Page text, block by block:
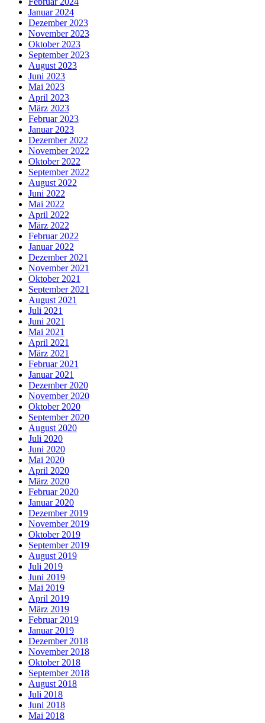
Januar 2024
Dezember 2023
November 2023
Oktober 2023
September 2023
August 2023
Juni 2023
Mai 2023
April 2023
März 2023
Februar 2023
Januar 2023
Dezember 2022
November 2022
Oktober 2022
September 2022
August 2022
Juni 2022
Mai 2022
April 2022
März 2022
Februar 2022
Januar 2022
Dezember 2021
November 2021
Oktober 2021
September 2021
August 2021
Juli 2021
Juni 2021
Mai 2021
April 2021
März 2021
Februar 2021
Januar 2021
Dezember 2020
November 2020
Oktober 2020
September 2020
August 2020
Juli 2020
Juni 2020
Mai 2020
April 2020
März 2020
Februar 2020
Januar 2020
Dezember 2019
November 2019
Oktober 2019
September 2019
August 2019
Juli 2019
Juni 2019
Mai 2019
April 2019
März 2019
Februar 2019
Januar 2019
Dezember 2018
November 2018
Oktober 2018
September 2018
August 2018
Juli 2018
Juni 2018
Mai 2018